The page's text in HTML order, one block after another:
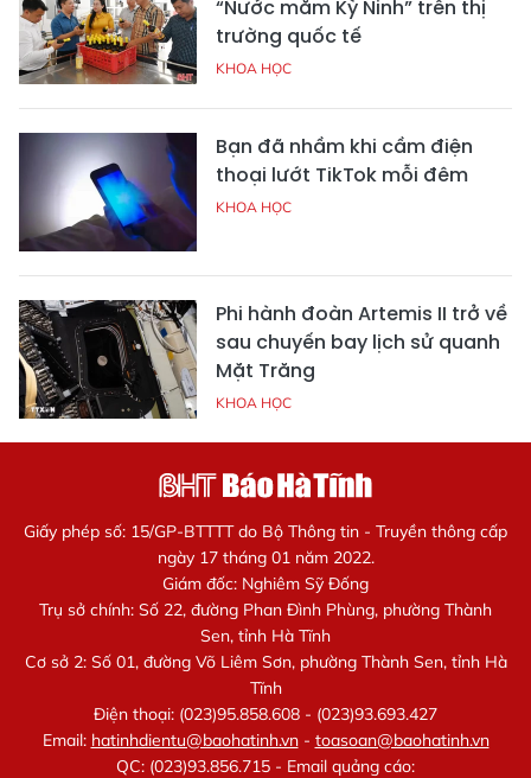
“Nước mắm Kỳ Ninh” trên thị
trường quốc tế
KHOA HỌC
Bạn đã nhầm khi cầm điện
thoại lướt TikTok mỗi đêm
KHOA HỌC
Phi hành đoàn Artemis II trở về
sau chuyến bay lịch sử quanh
Mặt Trăng
KHOA HỌC
Giấy phép số: 15/GP-BTTTT do Bộ Thông tin - Truyền thông cấp
ngày 17 tháng 01 năm 2022.
Giám đốc: Nghiêm Sỹ Đống
Trụ sở chính: Số 22, đường Phan Đình Phùng, phường Thành
Sen, tỉnh Hà Tĩnh
Cơ sở 2: Số 01, đường Võ Liêm Sơn, phường Thành Sen, tỉnh Hà
Tĩnh
Điện thoại: (023)95.858.608 - (023)93.693.427
Email: hatinhdientu@baohatinh.vn- toasoan@baohatinh.vn
QC: (023)93.856.715 - Email quảng cáo: